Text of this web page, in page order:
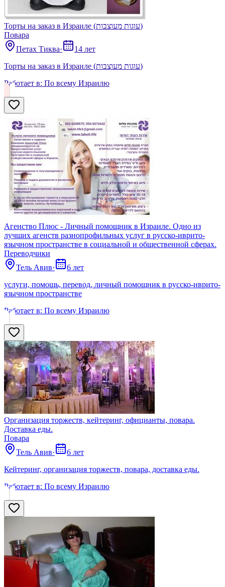
Торты на заказ в Израиле (עוגות מעוצבות)
Поварa
Петах Тиква·
14 лет
Торты на заказ в Израиле (עוגות מעוצבות)
Работает в: По всему Израилю
Агенство Плюс - Личный помощник в Израиле. Одно из
лучших агенств разнопрофильных услуг в русско-иврито-
язычном пространстве в социальной и общественной сферах.
Переводчики
Тель Авив·
6 лет
услуги, помощь, перевод, личный помощник в русско-иврито-
язычном пространстве
Работает в: По всему Израилю
Организация торжеств, кейтеринг, официанты, повара.
Доставка еды.
Поварa
Тель Авив·
6 лет
Кейтеринг, организация торжеств, повара, доставка еды.
Работает в: По всему Израилю